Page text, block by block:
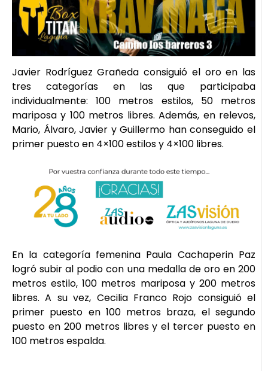
Javier Rodríguez Grañeda consiguió el oro en las
tres categorías en las que participaba
individualmente: 100 metros estilos, 50 metros
mariposa y 100 metros libres. Además, en relevos,
Mario, Álvaro, Javier y Guillermo han conseguido el
primer puesto en 4×100 estilos y 4×100 libres.
En la categoría femenina Paula Cachaperin Paz
logró subir al podio con una medalla de oro en 200
metros estilo, 100 metros mariposa y 200 metros
libres. A su vez, Cecilia Franco Rojo consiguió el
primer puesto en 100 metros braza, el segundo
puesto en 200 metros libres y el tercer puesto en
100 metros espalda.